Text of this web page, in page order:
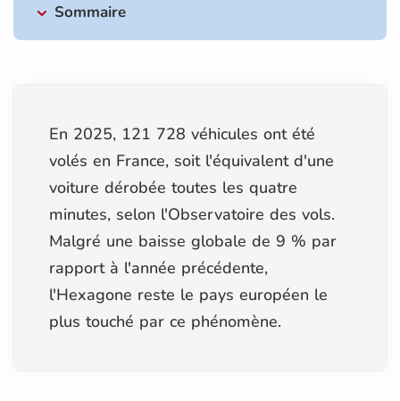
Sommaire
En 2025, 121 728 véhicules ont été
volés en France, soit l'équivalent d'une
voiture dérobée toutes les quatre
minutes, selon l'Observatoire des vols.
Malgré une baisse globale de 9 % par
rapport à l'année précédente,
l'Hexagone reste le pays européen le
plus touché par ce phénomène.